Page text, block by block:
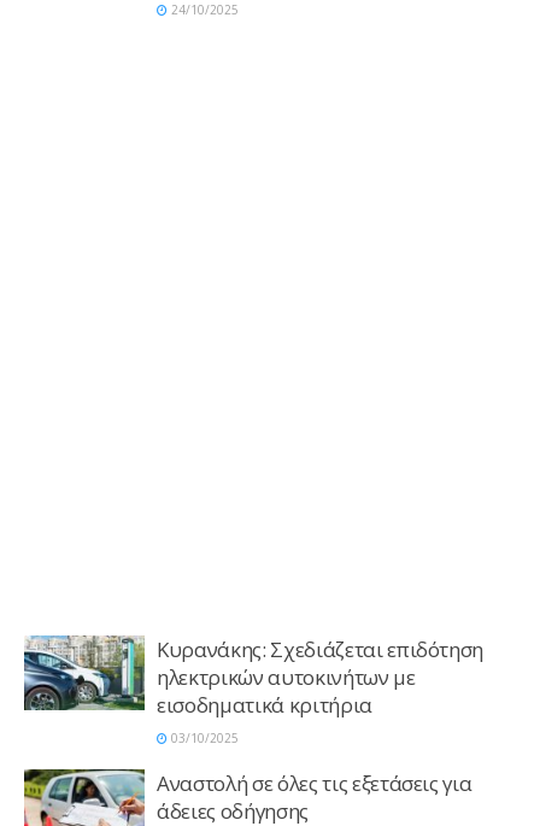
24/10/2025
Κυρανάκης: Σχεδιάζεται επιδότηση
ηλεκτρικών αυτοκινήτων με
εισοδηματικά κριτήρια
03/10/2025
Αναστολή σε όλες τις εξετάσεις για
άδειες οδήγησης